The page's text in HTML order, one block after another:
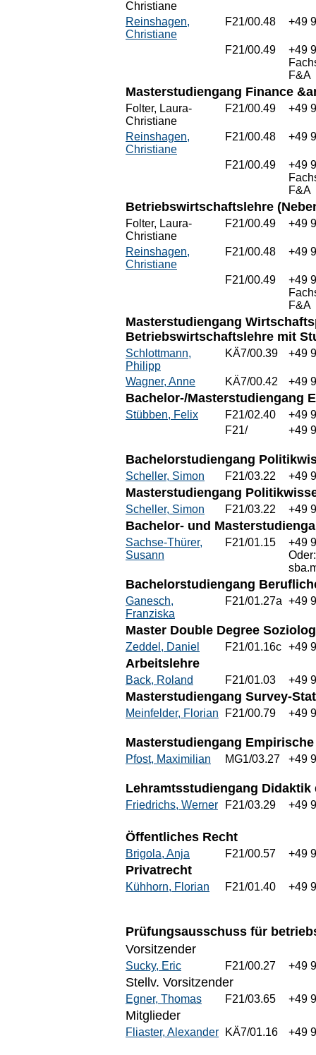
Christiane
Reinshagen,
Christiane
F21/00.48 +49
F21/00.49
+49
F&A
Masterstudiengang Finance
Folter, Laura-
Christiane
F21/00.49 +49
Reinshagen,
Christiane
F21/00.48 +49
F21/00.49
+49
F&A
Betriebswirtschaftslehre
Folter, Laura-
Christiane
F21/00.49 +49
Reinshagen,
Christiane
F21/00.48 +49
F21/00.49
+49
F&A
Masterstudiengang
Betriebswirtschaftslehre mit
Schlottmann,
Philipp
KÄ7/00.39 +49
Wagner, Anne KÄ7/00.42 +49
Bachelor-/Masterstudiengang
Stübben, Felix F21/02.40
+49
F21/
+49
Bachelorstudiengang
Scheller, Simon F21/03.22 +49
Masterstudiengang
Scheller, Simon F21/03.22 +49
Bachelor- und
Sachse-Thürer,
Susann
F21/01.15
+49
Bachelorstudiengang
Ganesch,
Franziska
F21/01.27a +49
Master Double Degree
Zeddel, Daniel F21/01.16c +49
Arbeitslehre
Back, Roland F21/01.03 +49
Masterstudiengang Survey-
Meinfelder, Florian F21/00.79 +49
Masterstudiengang
Pfost, Maximilian MG1/03.27 +49
Lehramtsstudiengang
Friedrichs, Werner F21/03.29 +49
Öffentliches Recht
Brigola, Anja F21/00.57 +49
Privatrecht
Kühhorn, Florian F21/01.40 +49
Prüfungsausschuss für
Vorsitzender
Sucky, Eric F21/00.27 +49
Stellv. Vorsitzender
Egner, Thomas F21/03.65 +49
Mitglieder
Fliaster, Alexander KÄ7/01.16 +49